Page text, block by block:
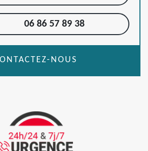
06 86 57 89 38
NOUS